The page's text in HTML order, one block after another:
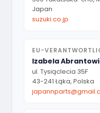
Japan
suzuki.co.jp
EU-
Izabela
ul. Tysiąclecia 35F
43-241 Łąka, Polska